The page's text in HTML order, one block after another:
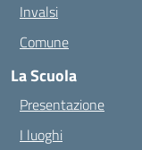
Invalsi
Comune
La Scuola
Presentazione
I luoghi